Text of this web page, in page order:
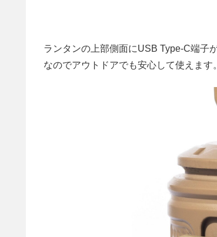
ランタンの上部側面にUSB Type-C端子
なのでアウトドアでも安心して使えます。